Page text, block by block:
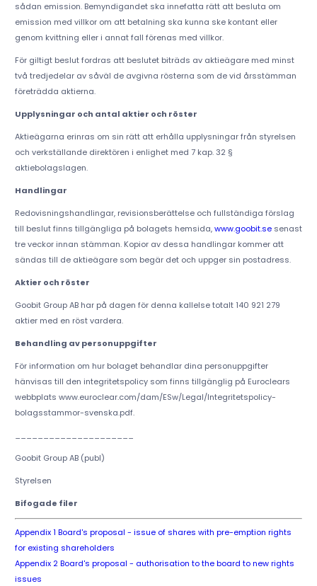
sådan emission. Bemyndigandet ska innefatta rätt att besluta om
emission med villkor om att betalning ska kunna ske kontant eller
genom kvittning eller i annat fall förenas med villkor.
För giltigt beslut fordras att beslutet biträds av aktieägare med minst
två tredjedelar av såväl de avgivna rösterna som de vid årsstämman
företrädda aktierna.
Upplysningar och antal aktier och röster
Aktieägarna erinras om sin rätt att erhålla upplysningar från styrelsen
och verkställande direktören i enlighet med 7 kap. 32 §
aktiebolagslagen.
Handlingar
Redovisningshandlingar, revisionsberättelse och fullständiga förslag
till beslut finns tillgängliga på bolagets hemsida,www.goobit.sesenast
tre veckor innan stämman. Kopior av dessa handlingar kommer att
sändas till de aktieägare som begär det och uppger sin postadress.
Aktier och röster
Goobit Group AB har på dagen för denna kallelse totalt 140 921 279
aktier med en röst vardera.
Behandling av personuppgifter
För information om hur bolaget behandlar dina personuppgifter
hänvisas till den integritetspolicy som finns tillgänglig på Euroclears
webbplats www.euroclear.com/dam/ESw/Legal/Integritetspolicy-
bolagsstammor-svenska.pdf.
_____________________
Goobit Group AB (publ)
Styrelsen
Bifogade filer
Appendix 1 Board's proposal - issue of shares with pre-emption rights
for existing shareholders
Appendix 2 Board's proposal - authorisation to the board to new rights
issues